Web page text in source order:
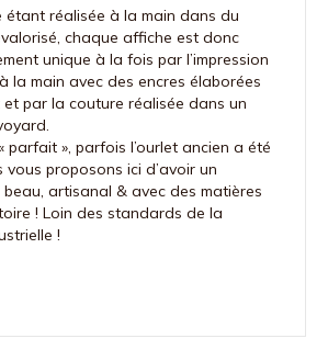
étant réalisée à la main dans du
chaque affiche est donc
unique à la fois par l’impression
la main avec des encres élaborées
par la couture réalisée dans un
parfait », parfois l’ourlet ancien a été
vous proposons ici d’avoir un
artisanal & avec des matières
! Loin des standards de la
!